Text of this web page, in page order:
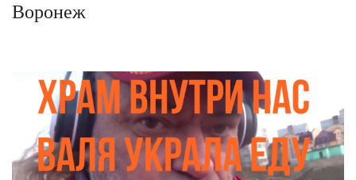
Воронеж